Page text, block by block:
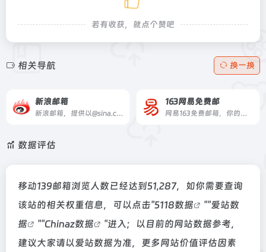
若有收获，就点个赞吧
相关导航 换一换
新浪邮箱
新浪邮箱，提供以@sina.com和@sina.cn为后缀的免费邮箱。2G超大附件和50M普通附件，容量5G至无限大，整合新浪微博应用，支持客户端收发，更加安全，更少垃圾邮件。
163网易免费邮
网易163免费邮箱，你的专业电子邮局，注册用户数超10亿，专业稳定安全。网易邮箱官方App“邮箱大师”帮您高效处理邮件，支持所有邮箱，并可在手机、Windows和Mac上多端协同使用。
数据评估
移动139邮箱浏览人数已经达到51,287，如你需要查询
该站的相关权重信息，可以点击"5118数据 ""爱站数
据
""Chinaz数据
"进入；以目前的网站数据参考，
建议大家请以爱站数据为准，更多网站价值评估因素